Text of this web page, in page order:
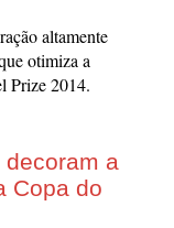
altamente
otimiza a
Prize 2014.
a
Copa do